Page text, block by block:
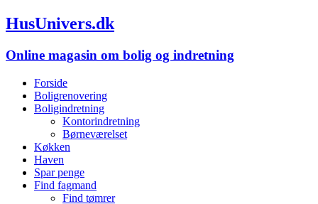
HusUnivers.dk
Online magasin om bolig og indretning
Forside
Boligrenovering
Boligindretning
Kontorindretning
Børneværelset
Køkken
Haven
Spar penge
Find fagmand
Find tømrer